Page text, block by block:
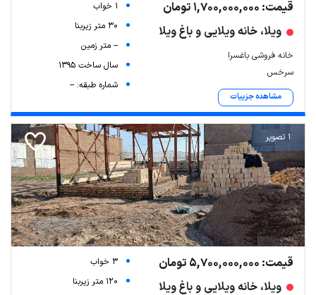
Leaflet| Map data ©ariamarz.com
قیمت: 1,700,000,000 تومان
ویلا، خانه ویلایی و باغ ویلا
خانه فروشی باغسرا
سرخس
مشاهده جزییات
1 خواب
30 متر زیربنا
-- متر زمین
سال ساخت 1395
شماره طبقه: --
1 تصویر
قیمت: 5,700,000,000 تومان
ویلا، خانه ویلایی و باغ ویلا
3 خواب
120 متر زیربنا